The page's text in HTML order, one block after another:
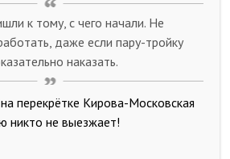
к тому, с чего начали. Не
даже если пару-тройку
наказать.
перекрётке Кирова-Московская
никто не выезжает!